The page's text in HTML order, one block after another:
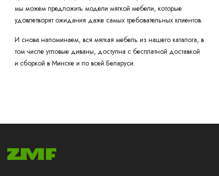
мы можем предложить модели мягкой мебели, которые
удовлетворят ожидания даже самых требовательных клиентов.
И снова напоминаем, вся мягкая мебель из нашего каталога, в
том числе угловые диваны, доступна с бесплатной доставкой
и сборкой в Минске и по всей Беларуси.